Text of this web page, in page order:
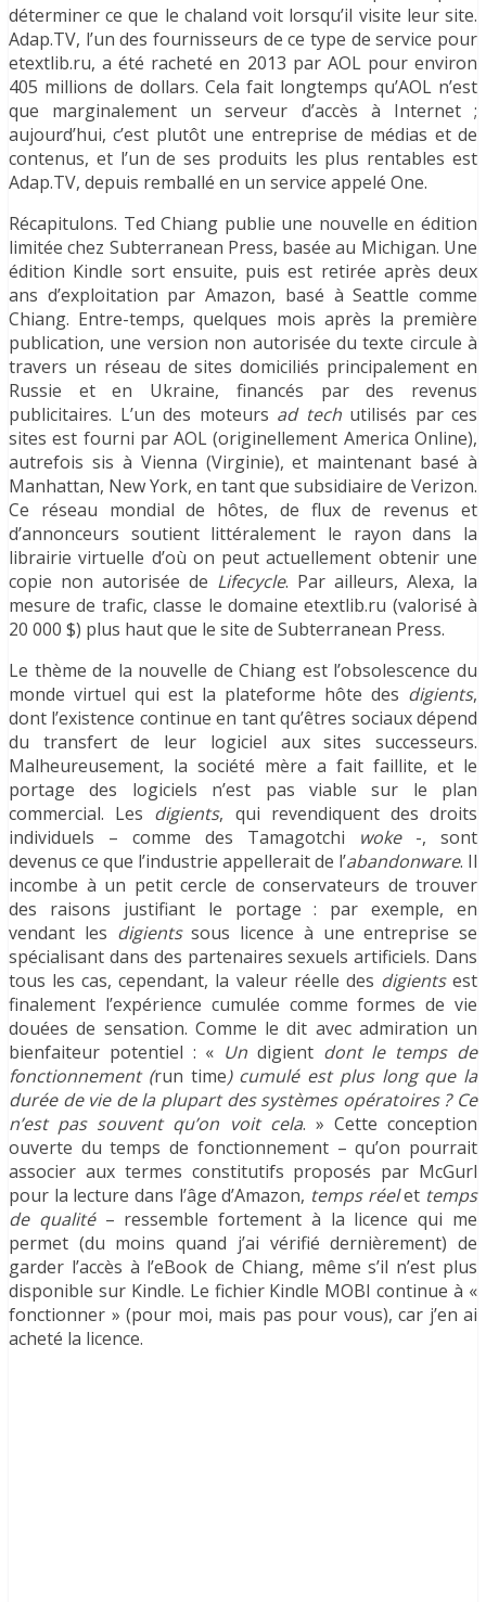
déterminer ce que le chaland voit lorsqu’il visite leur site.
Adap.TV, l’un des fournisseurs de ce type de service pour
etextlib.ru, a été racheté en 2013 par AOL pour environ
405 millions de dollars. Cela fait longtemps qu’AOL n’est
que marginalement un serveur d’accès à Internet ;
aujourd’hui, c’est plutôt une entreprise de médias et de
contenus, et l’un de ses produits les plus rentables est
Adap.TV, depuis remballé en un service appelé One.
Récapitulons. Ted Chiang publie une nouvelle en édition
limitée chez Subterranean Press, basée au Michigan. Une
édition Kindle sort ensuite, puis est retirée après deux
ans d’exploitation par Amazon, basé à Seattle comme
Chiang. Entre-temps, quelques mois après la première
publication, une version non autorisée du texte circule à
travers un réseau de sites domiciliés principalement en
Russie et en Ukraine, financés par des revenus
publicitaires. L’un des moteurs ad techutilisés par ces
sites est fourni par AOL (originellement America Online),
autrefois sis à Vienna (Virginie), et maintenant basé à
Manhattan, New York, en tant que subsidiaire de Verizon.
Ce réseau mondial de hôtes, de flux de revenus et
d’annonceurs soutient littéralement le rayon dans la
librairie virtuelle d’où on peut actuellement obtenir une
copie non autorisée de Lifecycle. Par ailleurs, Alexa, la
mesure de trafic, classe le domaine etextlib.ru (valorisé à
20 000 $) plus haut que le site de Subterranean Press.
Le thème de la nouvelle de Chiang est l’obsolescence du
monde virtuel qui est la plateforme hôte des digients,
dont l’existence continue en tant qu’êtres sociaux dépend
du transfert de leur logiciel aux sites successeurs.
Malheureusement, la société mère a fait faillite, et le
portage des logiciels n’est pas viable sur le plan
commercial. Les digients, qui revendiquent des droits
individuels – comme des Tamagotchi woke-, sont
devenus ce que l’industrie appellerait de l’abandonware. Il
incombe à un petit cercle de conservateurs de trouver
des raisons justifiant le portage : par exemple, en
vendant les digientssous licence à une entreprise se
spécialisant dans des partenaires sexuels artificiels. Dans
tous les cas, cependant, la valeur réelle des digientsest
finalement l’expérience cumulée comme formes de vie
douées de sensation. Comme le dit avec admiration un
bienfaiteur potentiel : « Un digientdont le temps de
fonctionnement (run time) cumulé est plus long que la
durée de vie de la plupart des systèmes opératoires ? Ce
n’est pas souvent qu’on voit cela. » Cette conception
ouverte du temps de fonctionnement – qu’on pourrait
associer aux termes constitutifs proposés par McGurl
pour la lecture dans l’âge d’Amazon, temps réelet temps
de qualité– ressemble fortement à la licence qui me
permet (du moins quand j’ai vérifié dernièrement) de
garder l’accès à l’eBook de Chiang, même s’il n’est plus
disponible sur Kindle. Le fichier Kindle MOBI continue à «
fonctionner » (pour moi, mais pas pour vous), car j’en ai
acheté la licence.